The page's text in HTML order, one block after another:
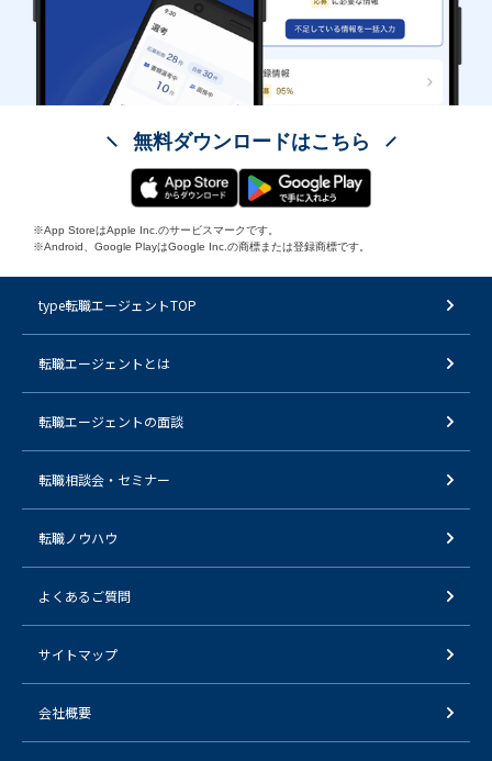
無料ダウンロードはこちら
※App StoreはApple Inc.のサービスマークです。
※Android、Google PlayはGoogle Inc.の商標または登録商標です。
type転職エージェントTOP
転職エージェントとは
転職エージェントの面談
転職相談会・セミナー
転職ノウハウ
よくあるご質問
サイトマップ
会社概要